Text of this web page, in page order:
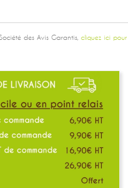
des Avis Garantis, cliquez ici pour